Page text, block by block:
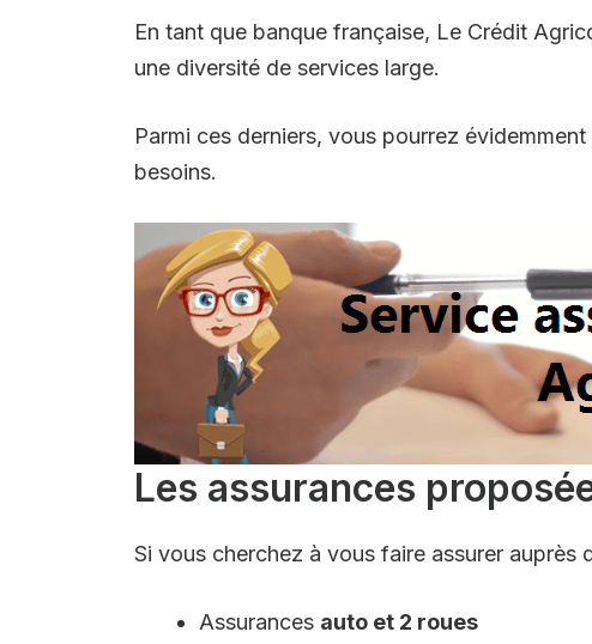
En tant que banque française, Le Crédit
une diversité de services large.
Parmi ces derniers, vous pourrez
besoins.
Les assurances
Si vous cherchez à vous faire assurer
Assurances auto et 2 roues